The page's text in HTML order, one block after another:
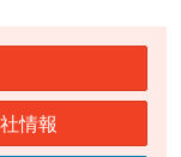
情報